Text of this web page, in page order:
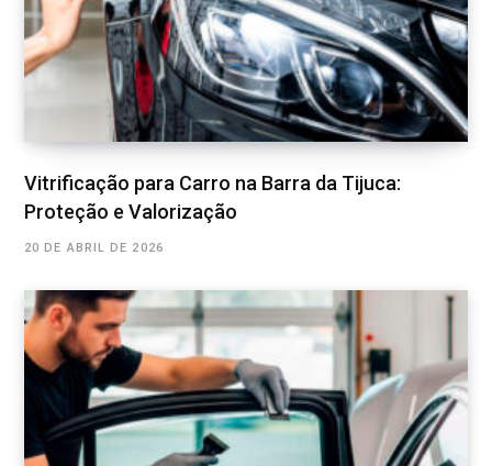
Vitrificação para Carro na Barra da Tijuca:
Proteção e Valorização
20 DE ABRIL DE 2026